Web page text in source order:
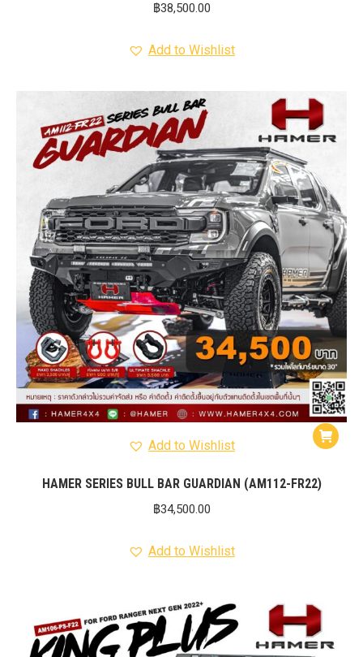
฿38,500.00
Add to Wishlist
Add to Wishlist
HAMER SERIES BULL BAR GUARDIAN (AM112-FR22)
฿34,500.00
Add to Wishlist